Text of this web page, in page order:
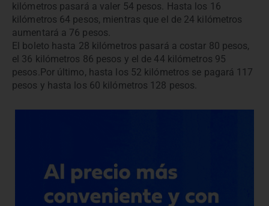
kilómetros pasará a valer 54 pesos. Hasta los 16
kilómetros 64 pesos, mientras que el de 24 kilómetros
aumentará a 76 pesos.
El boleto hasta 28 kilómetros pasará a costar 80 pesos,
el 36 kilómetros 86 pesos y el de 44 kilómetros 95
pesos.Por último, hasta los 52 kilómetros se pagará 117
pesos y hasta los 60 kilómetros 128 pesos.